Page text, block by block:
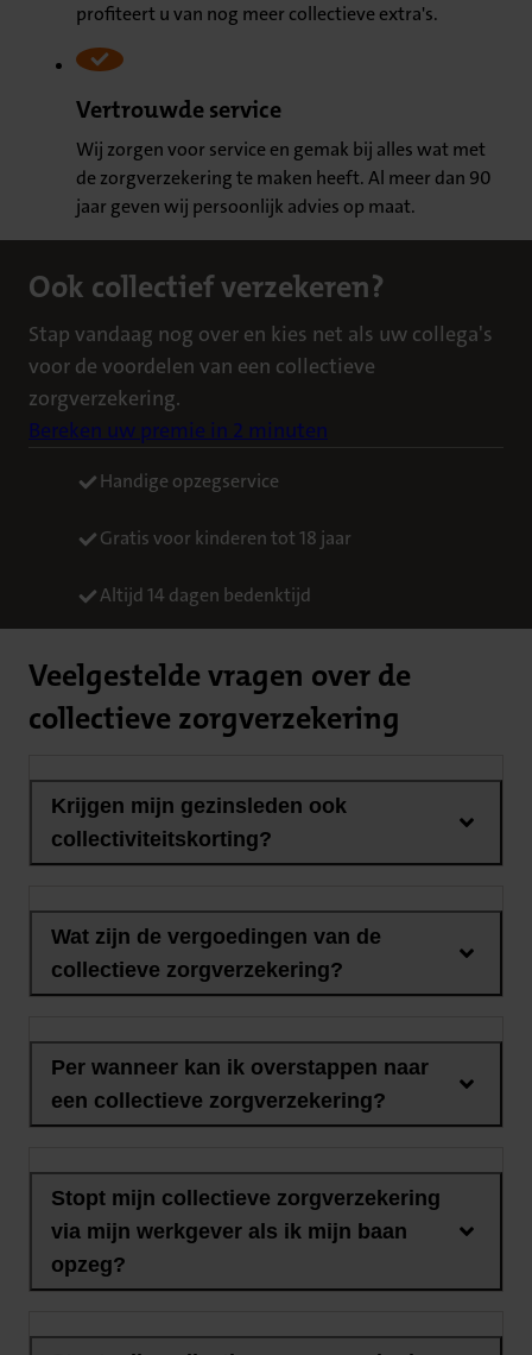
profiteert u van nog meer collectieve extra's.
Vertrouwde service
Wij zorgen voor service en gemak bij alles wat met
de zorgverzekering te maken heeft. Al meer dan 90
jaar geven wij persoonlijk advies op maat.
Ook collectief verzekeren?
Stap vandaag nog over en kies net als uw collega's
voor de voordelen van een collectieve
zorgverzekering.
Bereken uw premie in 2 minuten
Handige opzegservice
Gratis voor kinderen tot 18 jaar
Altijd 14 dagen bedenktijd
Veelgestelde vragen over de
collectieve zorgverzekering
Krijgen mijn gezinsleden ook
collectiviteitskorting?
Wat zijn de vergoedingen van de
collectieve zorgverzekering?
Per wanneer kan ik overstappen naar
een collectieve zorgverzekering?
Stopt mijn collectieve zorgverzekering
via mijn werkgever als ik mijn baan
opzeg?